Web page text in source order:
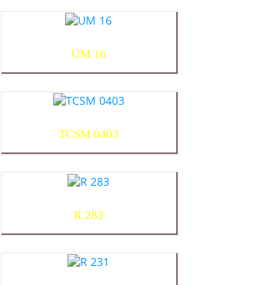
UM 16
TCSM 0403
R 283